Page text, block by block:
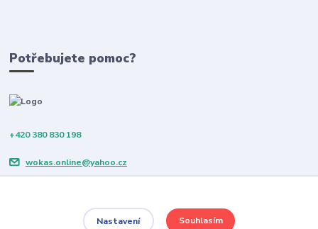
Potřebujete pomoc?
+420 380 830 198
wokas.online@yahoo.cz
Nastavení Souhlasím